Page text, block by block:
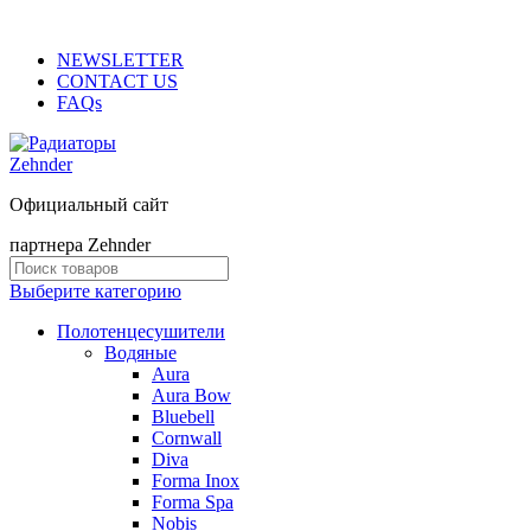
NEWSLETTER
CONTACT US
FAQs
Официальный сайт
партнера Zehnder
Выберите категорию
Полотенцесушители
Водяные
Aura
Aura Bow
Bluebell
Cornwall
Diva
Forma Inox
Forma Spa
Nobis